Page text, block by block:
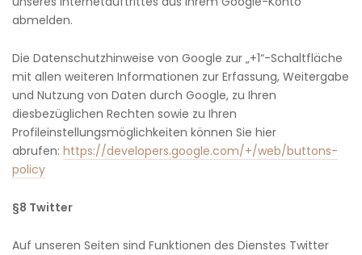
abmelden.
Die Datenschutzhinweise von Google zur „+1“-Schaltfläche
mit allen weiteren Informationen zur Erfassung, Weitergabe
und Nutzung von Daten durch Google, zu Ihren
diesbezüglichen Rechten sowie zu Ihren
Profileinstellungsmöglichkeiten können Sie hier
abrufen: https://developers.google.com/+/web/buttons-
policy
§8 Twitter
Auf unseren Seiten sind Funktionen des Dienstes Twitter